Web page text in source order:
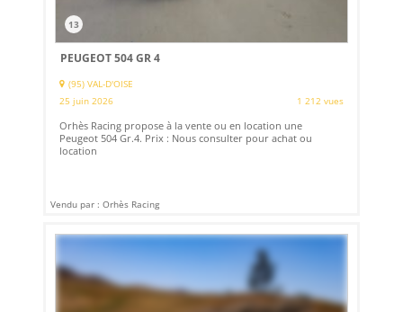
13
PEUGEOT 504 GR 4
(95) VAL-D'OISE
25 juin 2026
1 212 vues
Orhès Racing propose à la vente ou en location une
Peugeot 504 Gr.4. Prix : Nous consulter pour achat ou
location
Vendu par : Orhès Racing